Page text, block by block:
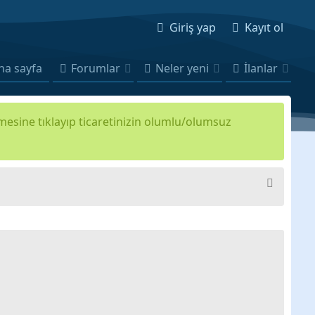
Giriş yap Kayıt ol
sayfa Forumlar Neler yeni İlanlar
tıklayıp ticaretinizin olumlu/olumsuz